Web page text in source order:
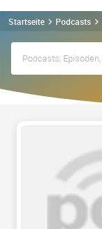
Startseite Podcasts